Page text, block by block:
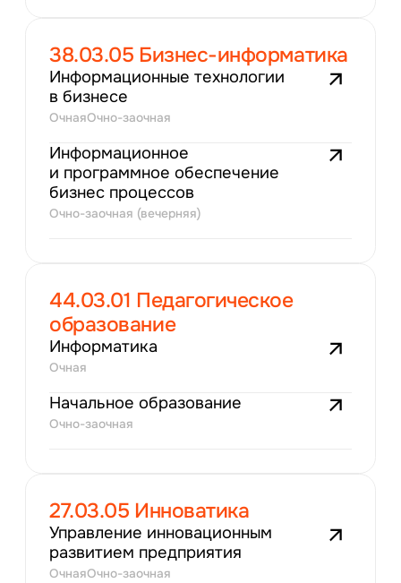
38.03.05 Бизнес-информатика
Информационные технологии
в бизнесе
ОчнаяОчно-заочная
Информационное
и программное обеспечение
бизнес процессов
Очно-заочная (вечерняя)
44.03.01 Педагогическое
образование
Информатика
Очная
Начальное образование
Очно-заочная
27.03.05 Инноватика
Управление инновационным
развитием предприятия
ОчнаяОчно-заочная